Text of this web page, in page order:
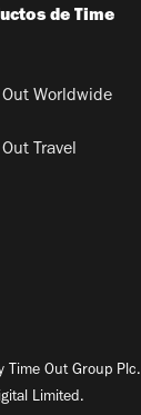
de Time
Out Worldwide
Travel
Out Group Plc.
Limited.